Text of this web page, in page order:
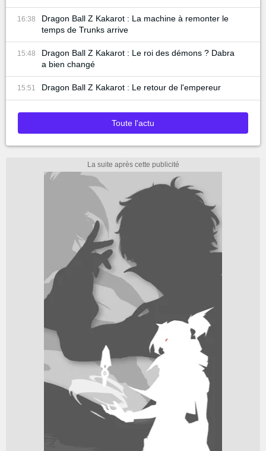
16:38
Dragon Ball Z Kakarot : La machine à remonter le
temps de Trunks arrive
15:48
Dragon Ball Z Kakarot : Le roi des démons ? Dabra
a bien changé
15:51 Dragon Ball Z Kakarot : Le retour de l'empereur
Toute l'actu